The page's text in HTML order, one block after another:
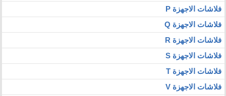
فلاشات الاجهزة P
فلاشات الاجهزة Q
فلاشات الاجهزة R
فلاشات الاجهزة S
فلاشات الاجهزة T
فلاشات الاجهزة V